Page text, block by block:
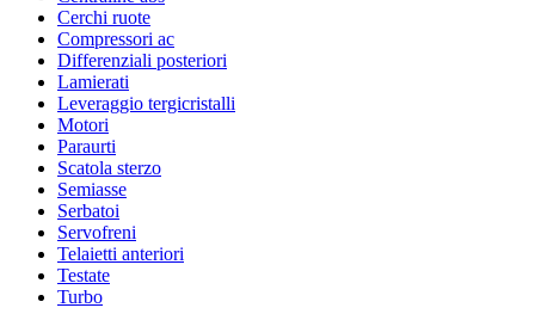
Cerchi ruote
Compressori ac
Differenziali posteriori
Lamierati
Leveraggio tergicristalli
Motori
Paraurti
Scatola sterzo
Semiasse
Serbatoi
Servofreni
Telaietti anteriori
Testate
Turbo